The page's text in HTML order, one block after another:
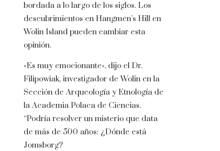
bordada a lo largo de los siglos. Los
descubrimientos en Hangmen’s Hill en
Wolin Island pueden cambiar esta
opinión.
«Es muy emocionante», dijo el Dr.
Filipowiak, investigador de Wolin en la
Sección de Arqueología y Etnología de
la Academia Polaca de Ciencias.
“Podría resolver un misterio que data
de más de 500 años: ¿Dónde está
Jomsborg?